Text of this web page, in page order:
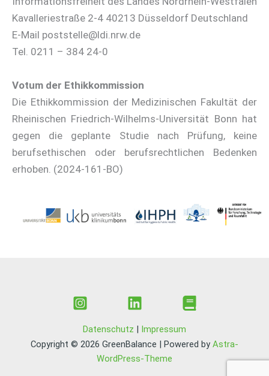
Kavalleriestraße 2-4 40213 Düsseldorf Deutschland
E-Mail poststelle@ldi.nrw.de
Tel. 0211 – 384 24-0
Votum der Ethikkommission
Die Ethikkommission der Medizinischen Fakultät der
Rheinischen Friedrich-Wilhelms-Universität Bonn hat
gegen die geplante Studie nach Prüfung, keine
berufsethischen oder berufsrechtlichen Bedenken
erhoben. (2024-161-BO)
Datenschutz | Impressum
Copyright © 2026 GreenBalance | Powered by Astra-
WordPress-Theme